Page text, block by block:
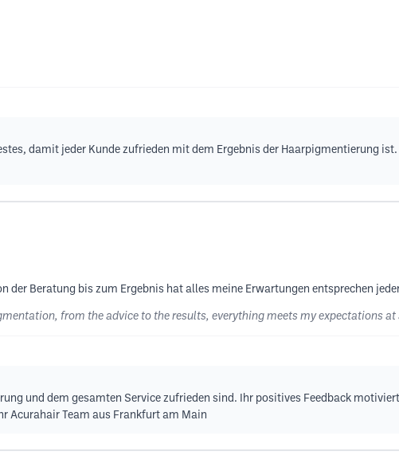
damit jeder Kunde zufrieden mit dem Ergebnis der Haarpigmentierung ist.
der Beratung bis zum Ergebnis hat alles meine Erwartungen entsprechen
from the advice to the results, everything meets my expectations at
und dem gesamten Service zufrieden sind. Ihr positives Feedback
Acurahair Team aus Frankfurt am Main